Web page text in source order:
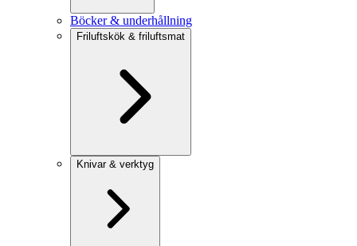
Böcker & underhållning
Friluftskök & friluftsmat
Knivar & verktyg